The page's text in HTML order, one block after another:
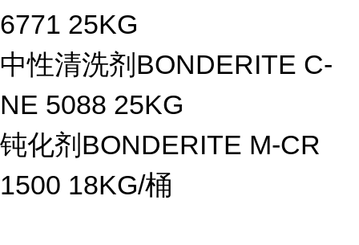
6771 25KG
中性清洗剂BONDERITE C-
NE 5088 25KG
钝化剂BONDERITE M-CR
1500 18KG/桶